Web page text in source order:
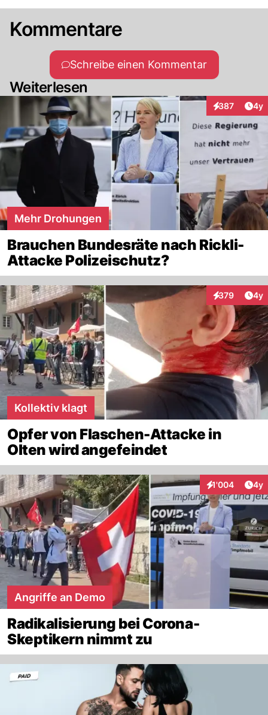
Kommentare
Schreibe einen Kommentar
Weiterlesen
387
Interaktionen
4y
Mehr Drohungen
Brauchen Bundesräte nach Rickli-
Attacke Polizeischutz?
379
Interaktionen
4y
Kollektiv klagt
Opfer von Flaschen-Attacke in
Olten wird angefeindet
1'004
Interaktionen4y
Angriffe an Demo
Radikalisierung bei Corona-
Skeptikern nimmt zu